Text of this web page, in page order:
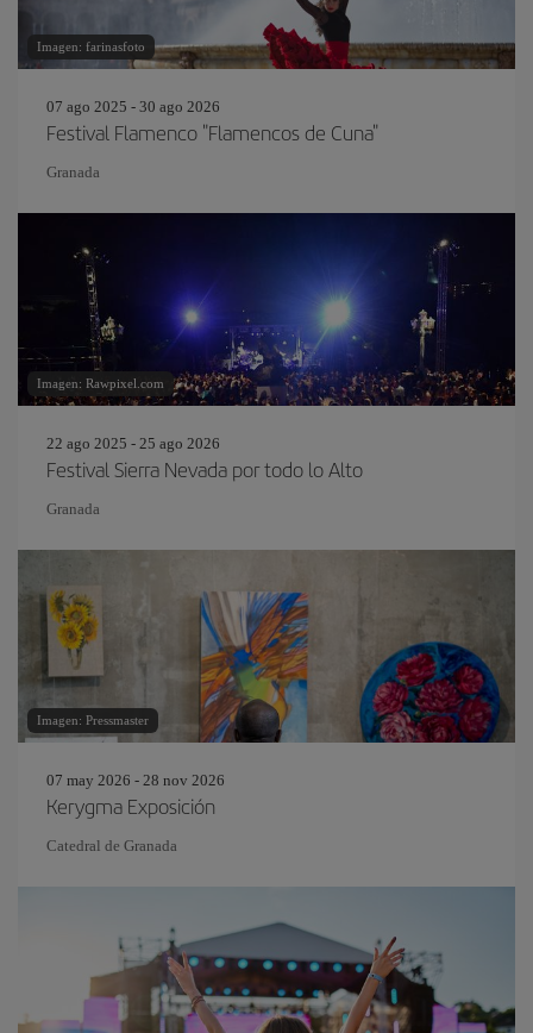
Imagen: farinasfoto
07 ago 2025 - 30 ago 2026
Festival Flamenco "Flamencos de Cuna"
Granada
Imagen: Rawpixel.com
22 ago 2025 - 25 ago 2026
Festival Sierra Nevada por todo lo Alto
Granada
Imagen: Pressmaster
07 may 2026 - 28 nov 2026
Kerygma Exposición
Catedral de Granada